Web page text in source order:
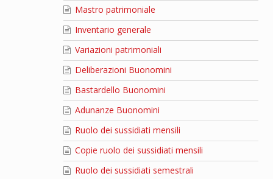
Mastro patrimoniale
Inventario generale
Variazioni patrimoniali
Deliberazioni Buonomini
Bastardello Buonomini
Adunanze Buonomini
Ruolo dei sussidiati mensili
Copie ruolo dei sussidiati mensili
Ruolo dei sussidiati semestrali